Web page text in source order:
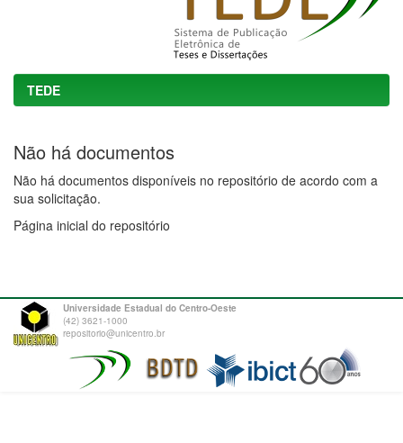
TEDE
Não há documentos
Não há documentos disponíveis no repositório de acordo com a
sua solicitação.
Página inicial do repositório
Universidade Estadual do Centro-Oeste
(42) 3621-1000
repositorio@unicentro.br